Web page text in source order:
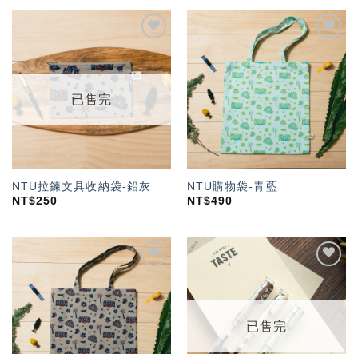
加入
「願
望輕
已售完
NTU拉鍊文具收納袋-鉛灰
NT$250
「願
望輕
單」
NTU購物袋-青藍
NT$490
望輕
單」
加入
「願
望輕
單」
已售完